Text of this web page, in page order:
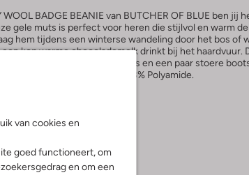
van cookies en
goed functioneert, om
en om een
WOOL BADGE BEANIE van BUTCHER OF BLUE ben jij
gele muts is perfect voor heren die stijlvol en warm
hem tijdens een winterse wandeling door het bos of
kop warme chocolademelk drinkt bij het haardvuur.
outfit met een warme winterjas en een paar stoere
42% Acryl, 30% Polyester en 28% Polyamide.